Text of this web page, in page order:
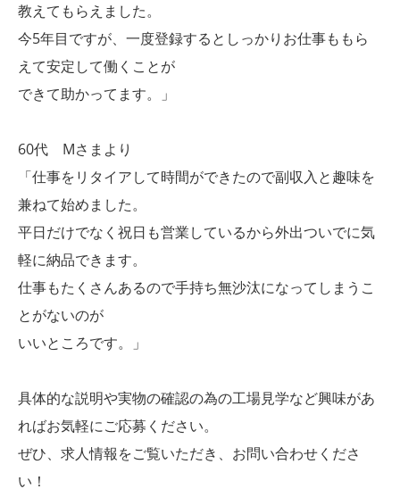
教えてもらえました。
今5年目ですが、一度登録するとしっかりお仕事ももら
えて安定して働くことが
できて助かってます。」
60代 Mさまより
「仕事をリタイアして時間ができたので副収入と趣味を
兼ねて始めました。
平日だけでなく祝日も営業しているから外出ついでに気
軽に納品できます。
仕事もたくさんあるので手持ち無沙汰になってしまうこ
とがないのが
いいところです。」
具体的な説明や実物の確認の為の工場見学など興味があ
ればお気軽にご応募ください。
ぜひ、求人情報をご覧いただき、お問い合わせくださ
い！